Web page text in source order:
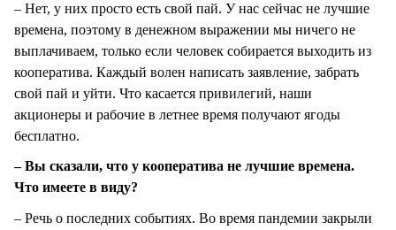
– Нет, у них просто есть свой пай. У нас сейчас не лучшие
времена, поэтому в денежном выражении мы ничего не
выплачиваем, только если человек собирается выходить из
кооператива. Каждый волен написать заявление, забрать
свой пай и уйти. Что касается привилегий, наши
акционеры и рабочие в летнее время получают ягоды
бесплатно.
– Вы сказали, что у кооператива не лучшие времена.
Что имеете в виду?
– Речь о последних событиях. Во время пандемии закрыли